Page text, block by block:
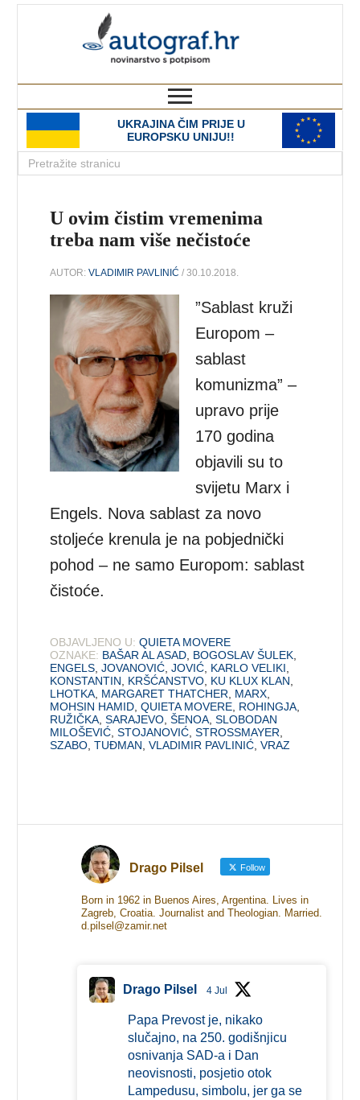
UKRAJINA ČIM PRIJE U
EUROPSKU UNIJU!!
U ovim čistim vremenima
treba nam više nečistoće
AUTOR:VLADIMIR PAVLINIĆ / 30.10.2018.
”Sablast kruži
Europom –
sablast
komunizma” –
upravo prije
170 godina
objavili su to
svijetu Marx i
Engels. Nova sablast za novo
stoljeće krenula je na pobjednički
pohod – ne samo Europom: sablast
čistoće.
OBJAVLJENO U: QUIETA MOVERE
OZNAKE: BAŠAR AL ASAD BOGOSLAV ŠULEK
ENGELS ,JOVANOVIĆ ,JOVIĆ KARLO VELIKI
KONSTANTIN
KRŠĆANSTVO KU KLUX KLAN
LHOTKA MARGARET THATCHER MARX
MOHSIN HAMID ,QUIETA MOVERE ROHINGJA
RUŽIČKA ,SARAJEVO ,ŠENOA ,SLOBODAN
MILOŠEVIĆ ,STOJANOVIĆ ,STROSSMAYER
SZABO ,TUĐMAN ,VLADIMIR PAVLINIĆ ,VRAZ
Drago Pilsel Follow
Born in 1962 in Buenos Aires, Argentina. Lives in
Zagreb, Croatia. Journalist and Theologian. Married.
d.pilsel@zamir.net
Drago Pilsel 4 Jul
Papa Prevost je, nikako
slučajno, na 250. godišnjicu
osnivanja SAD-a i Dan
neovisnosti, posjetio otok
Lampedusu, simbolu, jer ga se